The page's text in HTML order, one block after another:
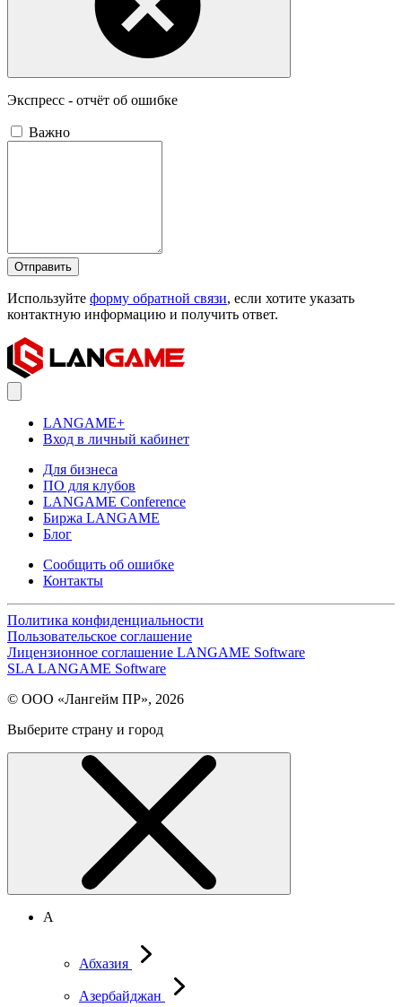
Экспресс - отчёт об ошибке
Важно
Отправить
Используйте форму обратной связи, если хотите указать
контактную информацию и получить ответ.
LANGAME+
Вход в личный кабинет
Для бизнеса
ПО для клубов
LANGAME Conference
Биржа LANGAME
Блог
Сообщить об ошибке
Контакты
Политика конфиденциальности
Пользовательское соглашение
Лицензионное соглашение LANGAME Software
SLA LANGAME Software
© ООО «Лангейм ПР», 2026
Выберите страну и город
А
Абхазия
Азербайджан